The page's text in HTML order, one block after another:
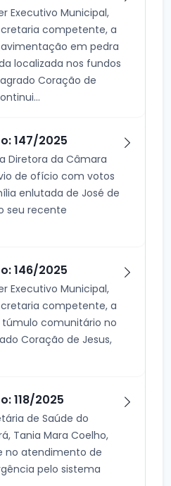
Executivo Municipal,
competente, a
em pedra
localizada nos fundos
Coração de
147/2025
Diretora da Câmara
de ofício com votos
enlutada de José de
seu recente
146/2025
Executivo Municipal,
competente, a
comunitário no
Coração de Jesus,
118/2025
de Saúde do
Tania Mara Coelho,
no atendimento de
pelo sistema